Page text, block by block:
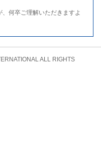
何卒ご理解いただきますよ